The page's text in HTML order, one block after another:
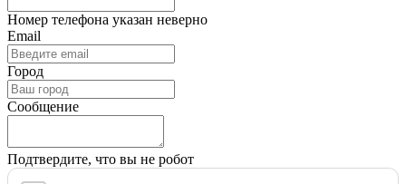
Номер телефона указан неверно
Email
Город
Сообщение
Подтвердите, что вы не робот